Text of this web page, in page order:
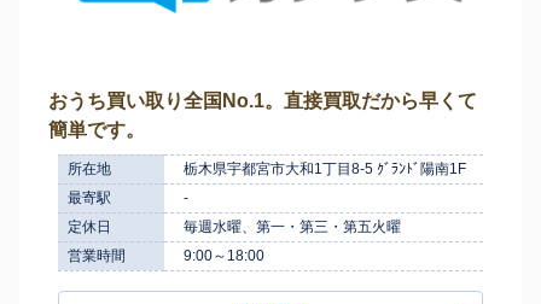
おうち買い取り全国No.1。直接買取だから早くて
簡単です。
所在地
栃木県宇都宮市大和1丁目8-5 ｸﾞﾗﾝﾄﾞ陽南1F
最寄駅
-
定休日
毎週水曜、第一・第三・第五火曜
営業時間
9:00～18:00